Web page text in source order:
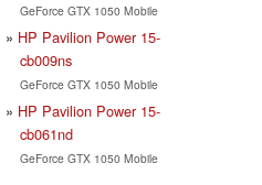
GeForce GTX 1050 Mobile
HP Pavilion Power 15-
cb009ns
GeForce GTX 1050 Mobile
HP Pavilion Power 15-
cb061nd
GeForce GTX 1050 Mobile